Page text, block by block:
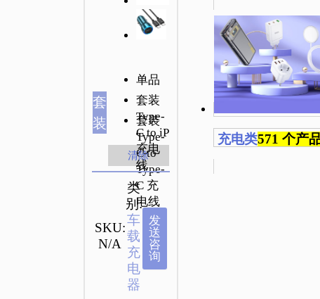
套
装
单品
套装
Type-
C to iP
充电
线
套装
Type-
C to
Type-
C 充
电线
清除
SKU:
N/A
类
别:
车
载
充
电
器
发
送
咨
询
充电类571 个产